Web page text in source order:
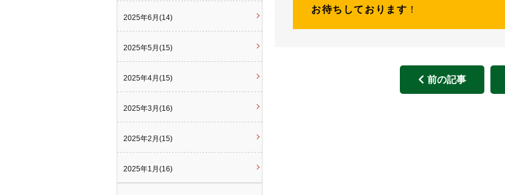
お待ちしております ！
前の記事
2025年6月(14)
2025年5月(15)
2025年4月(15)
2025年3月(16)
2025年2月(15)
2025年1月(16)